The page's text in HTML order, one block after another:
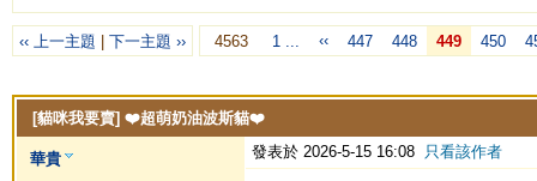
‹‹ 上一主題 下一主題 ›› 4563 1 ... ‹‹ 447 448 449 450
[貓咪我要賣] ❤️超萌奶油波斯貓❤️
華貴 發表於 2026-5-15 16:08 只看該作者